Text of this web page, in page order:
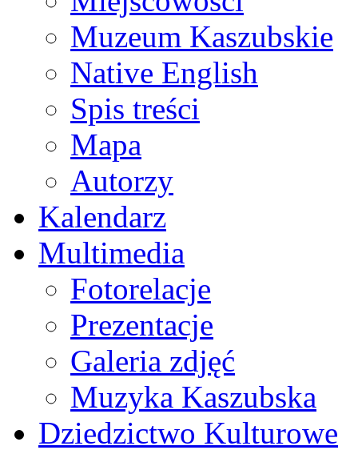
Muzeum Kaszubskie
Native English
Spis treści
Mapa
Autorzy
Kalendarz
Multimedia
Fotorelacje
Prezentacje
Galeria zdjęć
Muzyka Kaszubska
Dziedzictwo Kulturowe